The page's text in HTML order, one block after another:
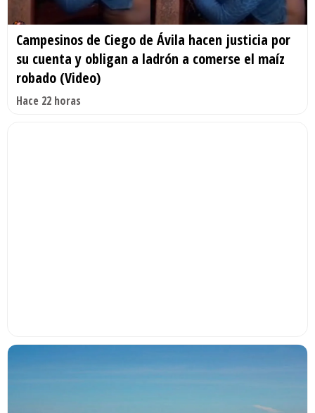
Campesinos de Ciego de Ávila hacen justicia por
su cuenta y obligan a ladrón a comerse el maíz
robado (Video)
Hace 22 horas